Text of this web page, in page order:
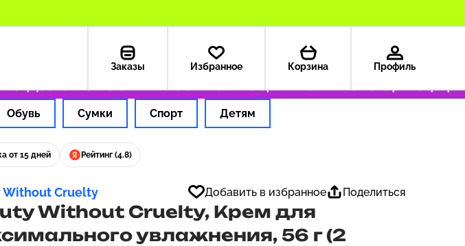
Заказы Избранное Корзина Профиль
Доставка из США — 199 ₽ Только оригинальные товары
Обувь Сумки Спорт Детям
от 15 дней Рейтинг (4.8)
Without Cruelty Добавить в избранное Поделиться
Without Cruelty, Крем для
увлажнения, 56 г (2